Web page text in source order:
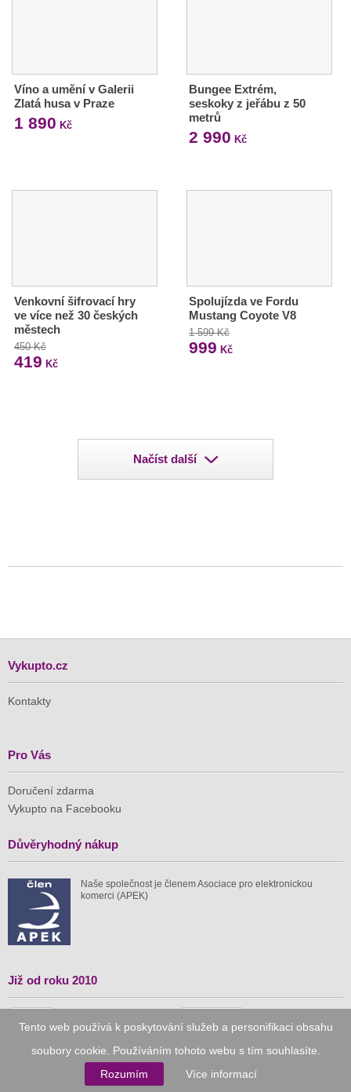
Tento web používá k poskytování služeb a personifikaci obsahu
soubory cookie. Používáním tohoto webu s tím souhlasíte.
Rozumím
Více informací
Víno a umění v Galerii
Zlatá husa v Praze
1 890 Kč
Bungee Extrém,
seskoky z jeřábu z 50
metrů
2 990 Kč
Venkovní šifrovací hry
ve více než 30 českých
městech
450 Kč
419 Kč
Spolujízda ve Fordu
Mustang Coyote V8
1 599 Kč
999 Kč
Načíst další
Vykupto.cz
Kontakty
Pro Vás
Doručení zdarma
Vykupto na Facebooku
Důvěryhodný nákup
Naše společnost je členem Asociace pro elektronickou
komerci (APEK)
Již od roku 2010
spuštěných nabídek ušetřeno nákupy